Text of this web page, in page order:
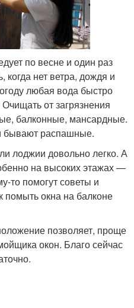
по весне и один раз
нет ветра, дождя и
любая вода быстро
от загрязнения
балконные, мансардные.
распашные.
лоджии довольно легко. А
на высоких этажах —
то помогут советы и
помыть окна на балконе
позволяет, проще
окон. Благо сейчас